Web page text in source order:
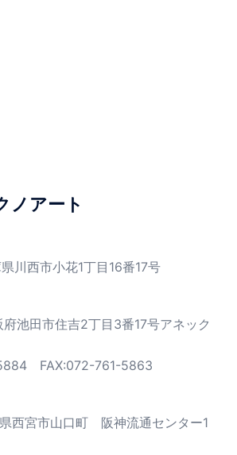
ノアート
川西市小花1丁目16番17号
池田市住吉2丁目3番17号アネック
FAX:072-761-5863
西宮市山口町 阪神流通センター1